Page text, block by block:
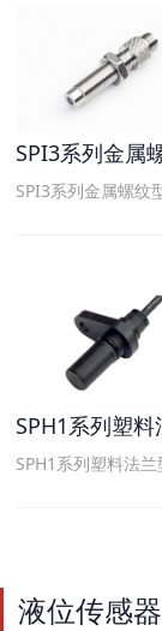
SPI3系列金属
SPI3系列金属螺纹
SPH1系列塑
SPH1系列塑料法
液位传感器